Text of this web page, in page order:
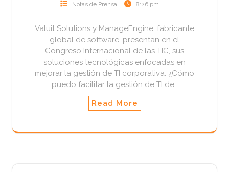
Notas de Prensa 8:26 pm
Valuit Solutions y ManageEngine, fabricante
global de software, presentan en el
Congreso Internacional de las TIC, sus
soluciones tecnológicas enfocadas en
mejorar la gestión de TI corporativa. ¿Cómo
puedo facilitar la gestión de TI de…
Read More